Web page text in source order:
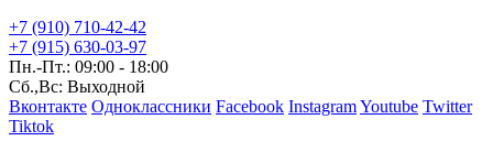
+7 (910) 710-42-42
+7 (915) 630-03-97
Пн.-Пт.: 09:00 - 18:00
Сб.,Вс: Выходной
Вконтакте Одноклассники Facebook InstagramYoutube Twitter
Tiktok